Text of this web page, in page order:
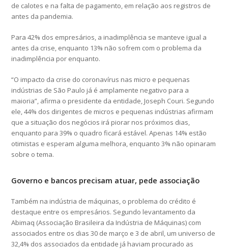
de calotes e na falta de pagamento, em relação aos registros de
antes da pandemia.
Para 42% dos empresários, a inadimplência se manteve igual a
antes da crise, enquanto 13% não sofrem com o problema da
inadimplência por enquanto.
“O impacto da crise do coronavírus nas micro e pequenas
indústrias de São Paulo já é amplamente negativo para a
maioria”, afirma o presidente da entidade, Joseph Couri. Segundo
ele, 44% dos dirigentes de micros e pequenas indústrias afirmam
que a situação dos negócios irá piorar nos próximos dias,
enquanto para 39% o quadro ficará estável. Apenas 14% estão
otimistas e esperam alguma melhora, enquanto 3% não opinaram
sobre o tema.
Governo e bancos precisam atuar, pede associação
Também na indústria de máquinas, o problema do crédito é
destaque entre os empresários. Segundo levantamento da
Abimaq (Associação Brasileira da Indústria de Máquinas) com
associados entre os dias 30 de março e 3 de abril, um universo de
32,4% dos associados da entidade já haviam procurado as